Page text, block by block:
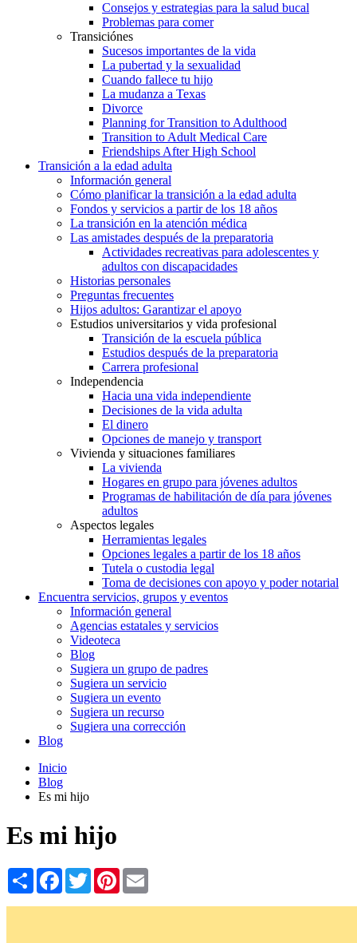
Consejos y estrategias para la salud bucal
Problemas para comer
Transiciónes
Sucesos importantes de la vida
La pubertad y la sexualidad
Cuando fallece tu hijo
La mudanza a Texas
Divorce
Planning for Transition to Adulthood
Transition to Adult Medical Care
Friendships After High School
Transición a la edad adulta
Información general
Cómo planificar la transición a la edad adulta
Fondos y servicios a partir de los 18 años
La transición en la atención médica
Las amistades después de la preparatoria
Actividades recreativas para adolescentes y
adultos con discapacidades
Historias personales
Preguntas frecuentes
Hijos adultos: Garantizar el apoyo
Estudios universitarios y vida profesional
Transición de la escuela pública
Estudios después de la preparatoria
Carrera profesional
Independencia
Hacia una vida independiente
Decisiones de la vida adulta
El dinero
Opciones de manejo y transport
Vivienda y situaciones familiares
La vivienda
Hogares en grupo para jóvenes adultos
Programas de habilitación de día para jóvenes
adultos
Aspectos legales
Herramientas legales
Opciones legales a partir de los 18 años
Tutela o custodia legal
Toma de decisiones con apoyo y poder notarial
Encuentra servicios, grupos y eventos
Información general
Agencias estatales y servicios
Videoteca
Blog
Sugiera un grupo de padres
Sugiera un servicio
Sugiera un evento
Sugiera un recurso
Sugiera una corrección
Blog
Inicio
Blog
Es mi hijo
Es mi hijo
Share Facebook
TwitterPinterest